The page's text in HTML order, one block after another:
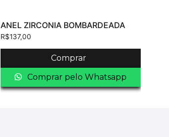
ANEL ZIRCONIA BOMBARDEADA
R$137,00
Comprar
Comprar pelo Whatsapp